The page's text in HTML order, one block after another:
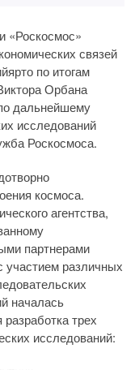
«Роскосмос»
связей
по итогам
Орбана
дальнейшему
исследований
Роскосмоса.
космоса.
агентства,
партнерами
различных
началась
трех
исследований: